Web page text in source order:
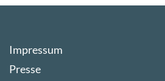
Impressum
Presse